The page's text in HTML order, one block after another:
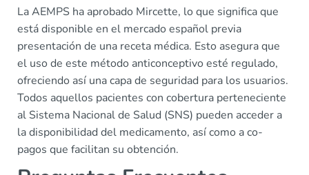
La AEMPS ha aprobado Mircette, lo que significa que
está disponible en el mercado español previa
presentación de una receta médica. Esto asegura que
el uso de este método anticonceptivo esté regulado,
ofreciendo así una capa de seguridad para los usuarios.
Todos aquellos pacientes con cobertura perteneciente
al Sistema Nacional de Salud (SNS) pueden acceder a
la disponibilidad del medicamento, así como a co-
pagos que facilitan su obtención.